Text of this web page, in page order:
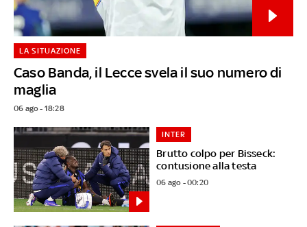
Caso Banda, il Lecce svela il suo numero di
maglia
LA SITUAZIONE
06 ago - 18:28
Brutto colpo per Bisseck:
contusione alla testa
INTER
06 ago - 00:20